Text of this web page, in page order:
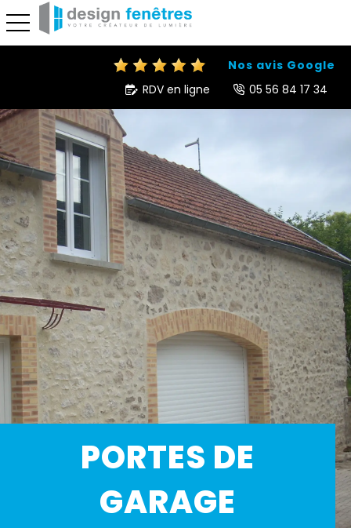
toggle navigation
Nos avis Google
RDV en ligne
05 56 84 17 34
PORTES DE
GARAGE